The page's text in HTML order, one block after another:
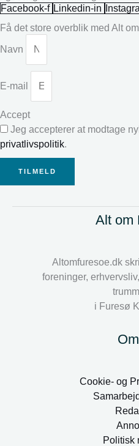
Facebook-f Linkedin-in
Få det store overblik med Alt
Navn
E-mail
Accept
Jeg accepterer at modtage
privatlivspolitik.
TILMELD
Alt om
Altomfuresoe.dk
foreninger,
i Furesø
Cookie- og
Politisk